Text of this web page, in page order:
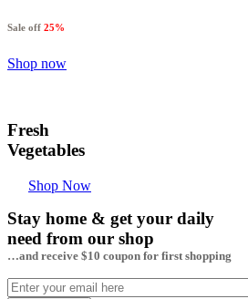
Sale off 25%
Shop now
Fresh
Vegetables
Shop Now
Stay home & get your daily
need from our shop
…and receive $10 coupon for first shopping